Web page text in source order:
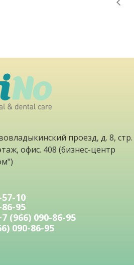
проезд, д. 8, стр.
офис. 408 (бизнес-центр
10
95
(966) 090-86-95
090-86-95